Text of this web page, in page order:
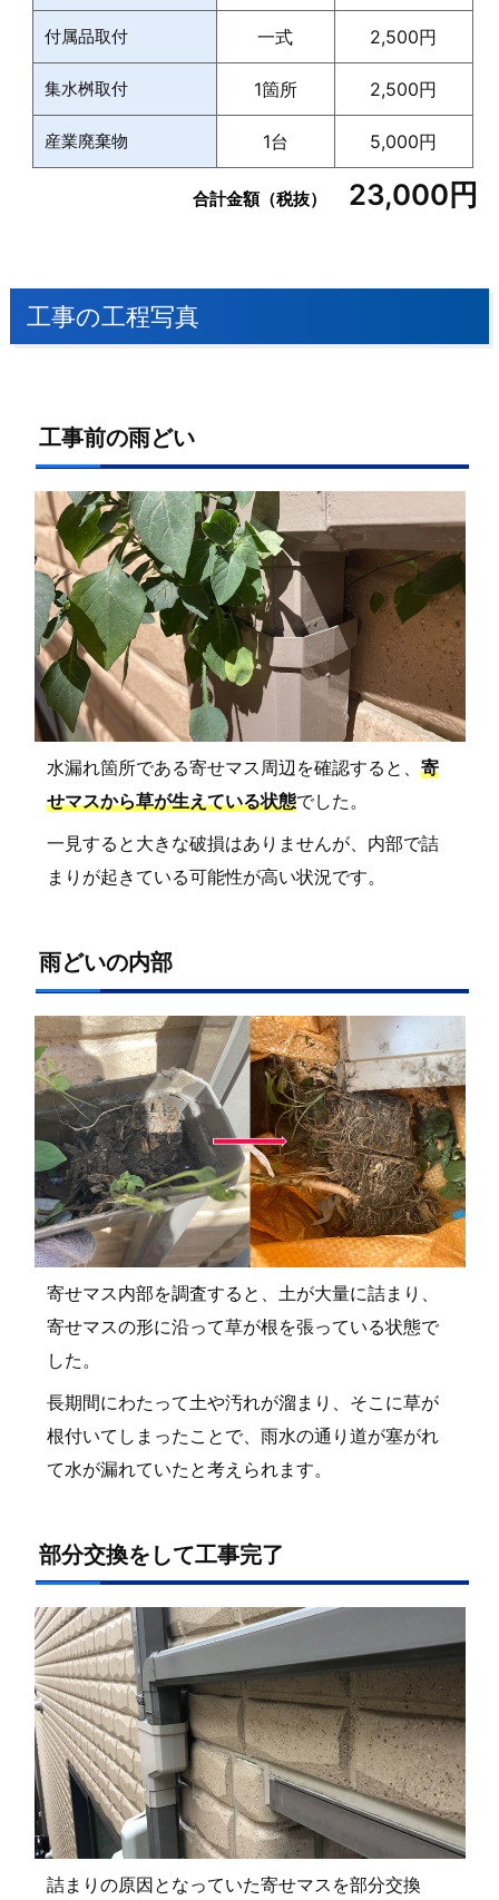
付属品取付 一式 2,500円
集水桝取付 1箇所 2,500円
産業廃棄物 1台 5,000円
合計金額（税抜） 23,000円
工事の工程写真
工事前の雨どい
水漏れ箇所である寄せマス周辺を確認すると、 寄
せマスから草が生えている状態でした。
一見すると大きな破損はありませんが、内部で詰
まりが起きている可能性が高い状況です。
雨どいの内部
寄せマス内部を調査すると、土が大量に詰まり、
寄せマスの形に沿って草が根を張っている状態で
した。
長期間にわたって土や汚れが溜まり、そこに草が
根付いてしまったことで、雨水の通り道が塞がれ
て水が漏れていたと考えられます。
部分交換をして工事完了
詰まりの原因となっていた寄せマスを部分交換